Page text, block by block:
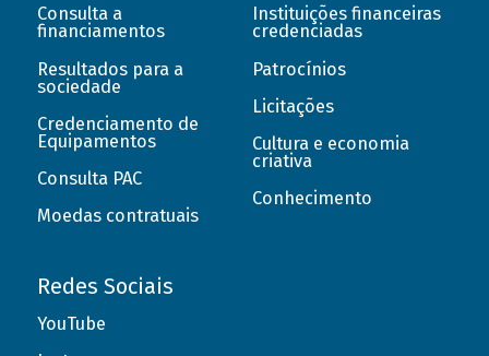
Consulta a
financiamentos
Resultados para a
sociedade
Credenciamento de
Equipamentos
Consulta PAC
Moedas contratuais
Instituições financeiras
credenciadas
Patrocínios
Licitações
Cultura e economia
criativa
Conhecimento
Redes Sociais
YouTube